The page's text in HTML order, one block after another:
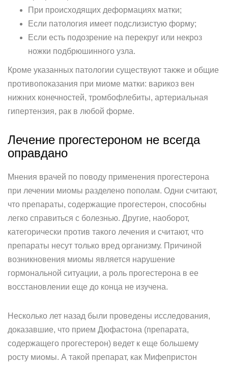
При происходящих деформациях матки;
Если патология имеет подслизистую форму;
Если есть подозрение на перекруг или некроз
ножки подбрюшинного узла.
Кроме указанных патологии существуют также и общие
противопоказания при миоме матки: варикоз вен
нижних конечностей, тромбофлебиты, артериальная
гипертензия, рак в любой форме.
Лечение прогестероном не всегда
оправдано
Мнения врачей по поводу применения прогестерона
при лечении миомы разделено пополам. Одни считают,
что препараты, содержащие прогестерон, способны
легко справиться с болезнью. Другие, наоборот,
категорически против такого лечения и считают, что
препараты несут только вред организму. Причиной
возникновения миомы является нарушение
гормональной ситуации, а роль прогестерона в ее
восстановлении еще до конца не изучена.
Несколько лет назад были проведены исследования,
доказавшие, что прием Дюфастона (препарата,
содержащего прогестерон) ведет к еще большему
росту миомы. А такой препарат, как Мифепристон